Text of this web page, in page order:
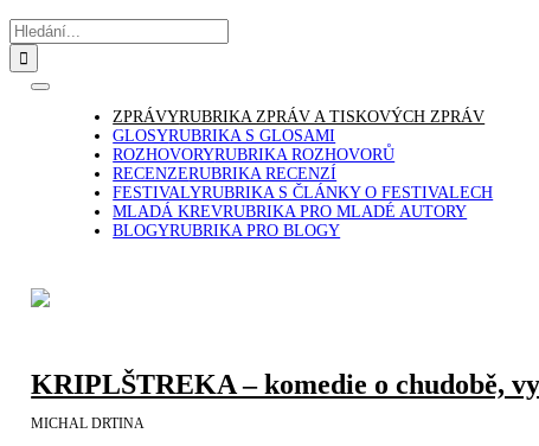
Hledat:
Toggle
Navigation ZPRÁVYRUBRIKA ZPRÁV A TISKOVÝCH ZPRÁV
GLOSYRUBRIKA S GLOSAMI
ROZHOVORYRUBRIKA ROZHOVORŮ
RECENZERUBRIKA RECENZÍ
FESTIVALYRUBRIKA S ČLÁNKY O FESTIVALECH
MLADÁ KREVRUBRIKA PRO MLADÉ AUTORY
BLOGYRUBRIKA PRO BLOGY
KRIPLŠTREKA – komedie o chudobě,
MICHAL DRTINA